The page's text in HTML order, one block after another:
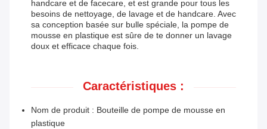
handcare et de facecare, et est grande pour tous les
besoins de nettoyage, de lavage et de handcare. Avec
sa conception basée sur bulle spéciale, la pompe de
mousse en plastique est sûre de te donner un lavage
doux et efficace chaque fois.
Caractéristiques :
Nom de produit : Bouteille de pompe de mousse en
plastique